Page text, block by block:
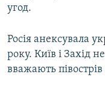
угод.
Росія анексувала
року. Київ і Захід
вважають